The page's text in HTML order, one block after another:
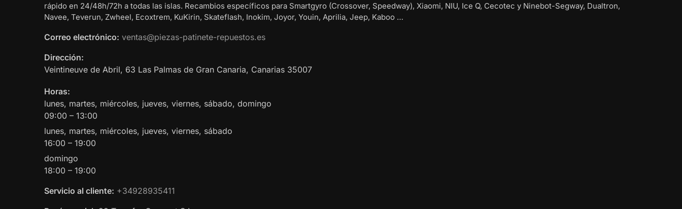
rápido en 24/48h/72h a todas las islas. Recambios específicos para Smartgyro (Crossover, Speedway), Xiaomi, NIU, Ice Q, Cecotec y Ninebot-Segway, Dualtron,
Navee, Teverun, Zwheel, Ecoxtrem, KuKirin, Skateflash, Inokim, Joyor, Youin, Aprilia, Jeep, Kaboo …
Correo electrónico: ventas@piezas-patinete-repuestos.es
Dirección:
Veintineuve de Abril, 63 Las Palmas de Gran Canaria, Canarias 35007
Horas:
lunes, martes, miércoles, jueves, viernes, sábado, domingo
09:00 – 13:00
lunes, martes, miércoles, jueves, viernes, sábado
16:00 – 19:00
domingo
18:00 – 19:00
Servicio al cliente: +34928935411